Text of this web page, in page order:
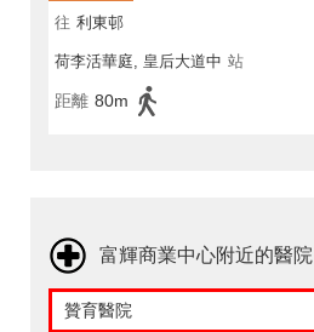
往 利東邨
荷李活華庭, 皇后大道中 站
距離 80m
富輝商業中心附近的醫院
贊育醫院